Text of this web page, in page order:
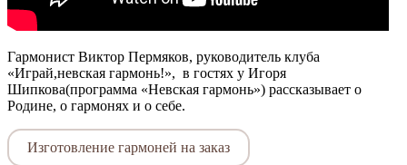
Гармонист Виктор Пермяков, руководитель клуба
«Играй,невская гармонь!», в гостях у Игоря
Шипкова(программа «Невская гармонь») рассказывает о
Родине, о гармонях и о себе.
Изготовление гармоней на заказ